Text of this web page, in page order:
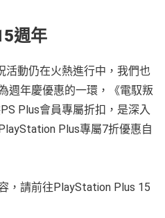
週年
活動仍在火熱進行中，我們也
週年慶優惠的一環，《電馭叛
Plus會員專屬折扣，是深入
Plus專屬7折優惠自
，請前往PlayStation Plus 15